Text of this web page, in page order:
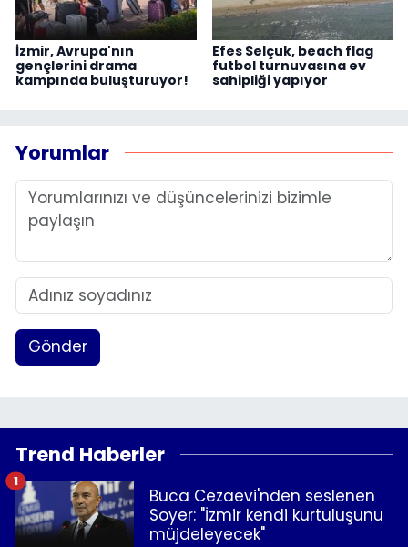
İzmir, Avrupa'nın
gençlerini drama
kampında buluşturuyor!
Efes Selçuk, beach flag
futbol turnuvasına ev
sahipliği yapıyor
Yorumlar
Gönder
Trend Haberler
Buca Cezaevi'nden seslenen
Soyer: "İzmir kendi kurtuluşunu
müjdeleyecek"
1